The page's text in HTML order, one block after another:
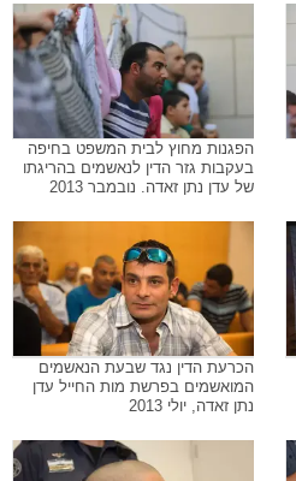
הפגנות מחוץ לבית המשפט בחיפה
בעקבות גזר הדין לנאשמים בהריגתו
של עדן נתן זאדה. נובמבר 2013
הכרעת הדין נגד שבעת הנאשמים
המואשמים בפרשת מות החייל עדן
נתן זאדה, יולי 2013